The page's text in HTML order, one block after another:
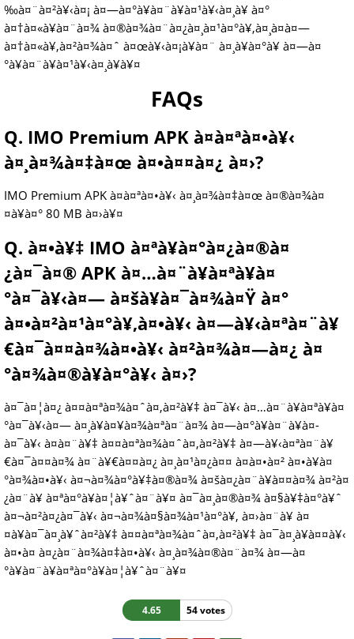
‰à¤¨à¤²à¥‹à¤¡ à¤—à¤°à¥à¤¨à¥à¤¹à¥‹à¤¸à¥ à¤°
à¤†à¤«à¥à¤¨à¤¾ à¤®à¤¾à¤¨à¤¿à¤¸à¤¹à¤°à¥‚à¤¸à¤à¤—
à¤†à¤«à¥‚à¤²à¤¾à¤ˆ à¤œà¥‹à¤¡à¥à¤¨ à¤¸à¥à¤°à¥ à¤—à¤
°à¥à¤¨à¥à¤¹à¥‹à¤¸à¥à¥¤
FAQs
Q. IMO Premium APK à¤à¤ªà¤•à¥‹
à¤¸à¤¾à¤‡à¤œ à¤•à¤¤à¤¿ à¤›?
IMO Premium APK à¤à¤ªà¤•à¥‹ à¤¸à¤¾à¤‡à¤œ à¤®à¤¾à¤
¤à¥à¤° 80 MB à¤›à¥¤
Q. à¤•à¥‡ IMO à¤ªà¥à¤°à¤¿à¤®à¤
¿à¤¯à¤® APK à¤…à¤¨à¥à¤ªà¥à¤
°à¤¯à¥‹à¤— à¤šà¥à¤¯à¤¾à¤Ÿ à¤°
à¤•à¤²à¤¹à¤°à¥‚à¤•à¥‹ à¤—à¥‹à¤ªà¤¨à¥
€à¤¯à¤¤à¤¾à¤•à¥‹ à¤²à¤¾à¤—à¤¿ à¤
°à¤¾à¤®à¥à¤°à¥‹ à¤›?
à¤¯à¤¦à¤¿ à¤¤à¤ªà¤¾à¤ˆà¤‚à¤²à¥‡ à¤¯à¥‹ à¤…à¤¨à¥à¤ªà¥à¤
°à¤¯à¥‹à¤— à¤¸à¥à¤¥à¤¾à¤ªà¤¨à¤¾ à¤—à¤°à¥à¤¨à¥à¤­
à¤¯à¥‹ à¤­à¤¨à¥‡ à¤¤à¤ªà¤¾à¤ˆà¤‚à¤²à¥‡ à¤—à¥‹à¤ªà¤¨à¥
€à¤¯à¤¤à¤¾ à¤¨à¥€à¤¤à¤¿ à¤¸à¤¹à¤¿à¤¤ à¤à¤•à¤² à¤•à¥à¤
°à¤¾à¤•à¥‹ à¤¬à¤¾à¤°à¥‡à¤®à¤¾ à¤šà¤¿à¤¨à¥à¤¤à¤¾ à¤²à¤
¿à¤¨à¥ à¤ªà¤°à¥à¤¦à¥ˆà¤¨à¥¤ à¤¯à¤¸à¤®à¤¾ à¤§à¥‡à¤°à¥ˆ
à¤¬à¤²à¤¿à¤¯à¥‹ à¤¬à¤¾à¤§à¤¾à¤¹à¤°à¥‚ à¤›à¤¨à¥ à¤
¤à¥à¤¯à¤¸à¥ˆà¤²à¥‡ à¤¤à¤ªà¤¾à¤ˆà¤‚à¤²à¥‡ à¤¯à¤¸à¥à¤¤à¥‹
à¤•à¤ à¤¿à¤¨à¤¾à¤‡à¤•à¥‹ à¤¸à¤¾à¤®à¤¨à¤¾ à¤—à¤
°à¥à¤¨à¥à¤ªà¤°à¥à¤¦à¥ˆà¤¨à¥¤
4.65 54 votes